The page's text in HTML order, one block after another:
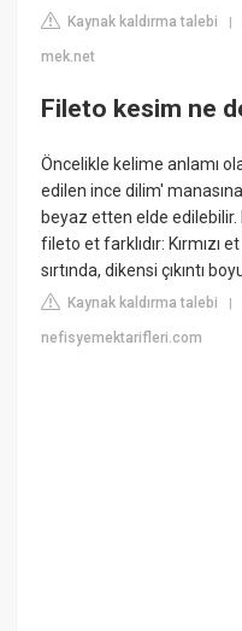
Kaynak kaldırma talebi
mek.net
Fileto kesim ne
Öncelikle kelime anlamı
edilen ince dilim'
beyaz etten elde
fileto et farklıdır: Kırmızı
sırtında, dikensi çıkıntı
Kaynak kaldırma talebi
nefisyemektarifleri.com